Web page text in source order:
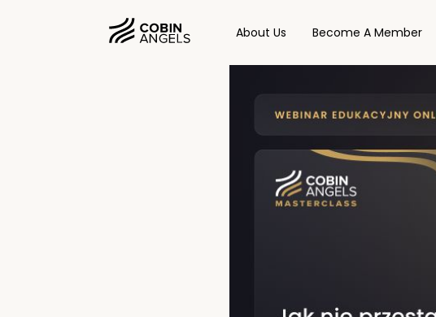
About Us Become A Member